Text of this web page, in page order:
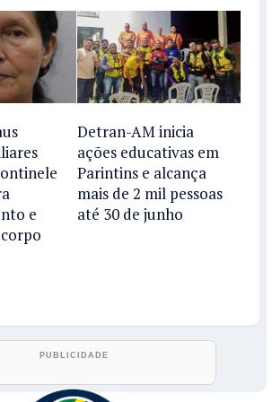
e
Detran-AM inicia
ações educativas em
Parintins e alcança
mais de 2 mil pessoas
até 30 de junho